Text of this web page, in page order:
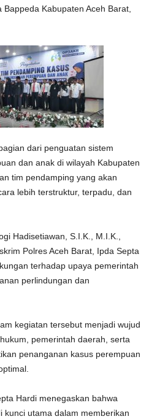
Kabupaten Aceh Barat,
dari penguatan sistem
dan anak di wilayah Kabupaten
tim pendamping yang akan
lebih terstruktur, terpadu, dan
Hadisetiawan, S.I.K., M.I.K.,
Polres Aceh Barat, Ipda Septa
terhadap upaya pemerintah
perlindungan dan
kegiatan tersebut menjadi wujud
pemerintah daerah, serta
penanganan kasus perempuan
Hardi menegaskan bahwa
kunci utama dalam memberikan